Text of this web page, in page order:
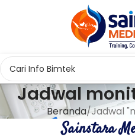
Jadwal
Beranda Jadwal
Sainstara